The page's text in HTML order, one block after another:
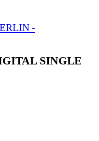
SINGLE